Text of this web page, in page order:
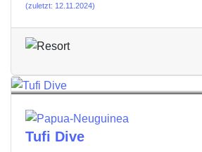
(zuletzt: 12.11.2024)
Tufi Dive